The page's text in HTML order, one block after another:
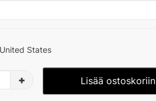
States
+ Lisää ostoskoriin